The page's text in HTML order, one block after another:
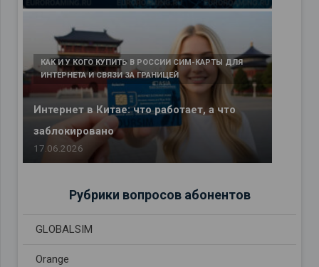
Интернет в Китае: что работает, а что
заблокировано
КАК И У КОГО КУПИТЬ В РОССИИ СИМ-КАРТЫ ДЛЯ
ИНТЕРНЕТА И СВЯЗИ ЗА ГРАНИЦЕЙ
17.06.2026
Рубрики вопросов абонентов
GLOBALSIM
Orange